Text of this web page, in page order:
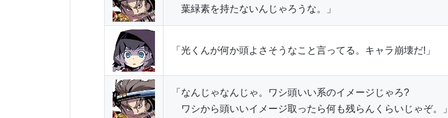
葉緑素を持たないんじゃろうな。」
「光くんが何か頭よさそうなこと言ってる。キャラ崩壊だ!」
「なんじゃなんじゃ。ワシ頭いい系のイメージじゃろ?
ワシから頭いいイメージ取ったら何も残らんくらいじゃぞ。」